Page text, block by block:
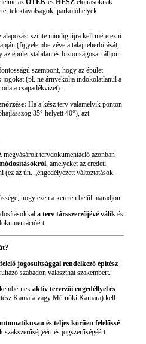
az OTÉKés HÉSZ előírásoknak
telektávolságok, parkolóhelyek
alapozást szinte mindig újra kell méretezni
(figyelembe véve a talaj teherbírását,
épület stabilan és biztonságosan álljon.
szempont, hogy az épület
jogokat (pl. ne árnyékolja indokolatlanul a
a csapadékvizet).
Ha a kész terv valamelyik ponton
35° helyett 40°), azt
tervdokumentáció azonban
, amelyeket az eredeti
(ez az ún. „engedélyezett változtatások
hogy ezen a kereten belül maradjon.
a terv társszerzőjévé válik és
jogosultsággal rendelkező építész
szabadon választhat szakembert.
aktív tervezői engedéllyel és
Kamara vagy Mérnöki Kamara) kell
és teljes körűen felelőssé
és jogszerűségéért.